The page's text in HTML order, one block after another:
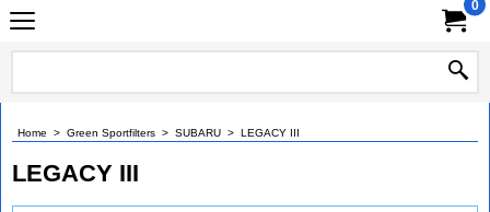
0
Home > Green Sportfilters > SUBARU > LEGACY III
LEGACY III